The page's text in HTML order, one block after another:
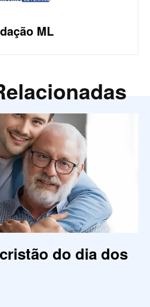
ML
do dia dos